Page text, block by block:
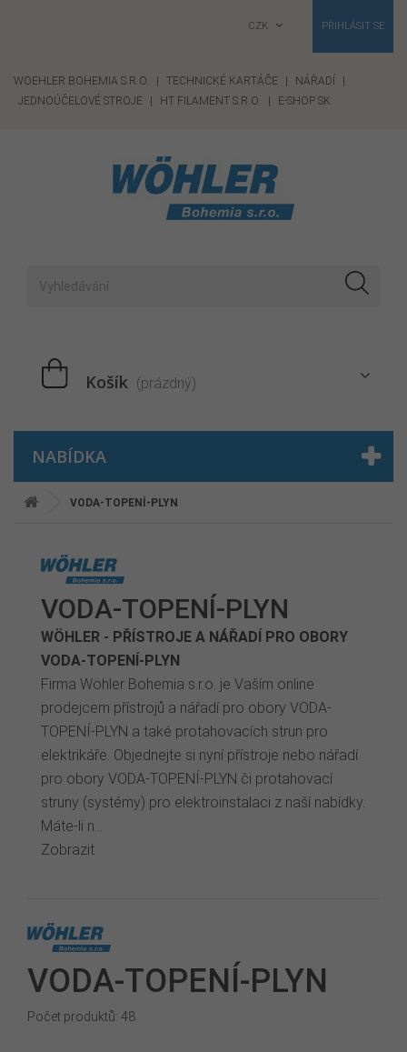
PŘIHLÁSIT SE
CZK
WOEHLER BOHEMIA S.R.O. TECHNICKÉ KARTÁČE NÁŘADÍ
JEDNOÚČELOVÉ STROJE
HT FILAMENT S.R.O. E-SHOP SK
Košík (prázdný)
NABÍDKA
VODA-TOPENÍ-PLYN
VODA-TOPENÍ-PLYN
WÖHLER - PŘÍSTROJE A NÁŘADÍ PRO OBORY
VODA-TOPENÍ-PLYN
Firma Wöhler Bohemia s.r.o. je Vaším online
prodejcem přístrojů a nářadí pro obory VODA-
TOPENÍ-PLYN a také protahovacích strun pro
elektrikáře. Objednejte si nyní přístroje nebo nářadí
pro obory VODA-TOPENÍ-PLYN či protahovací
struny (systémy) pro elektroinstalaci z naší nabídky.
Máte-li n...
Zobrazit
VODA-TOPENÍ-PLYN
Počet produktů: 48